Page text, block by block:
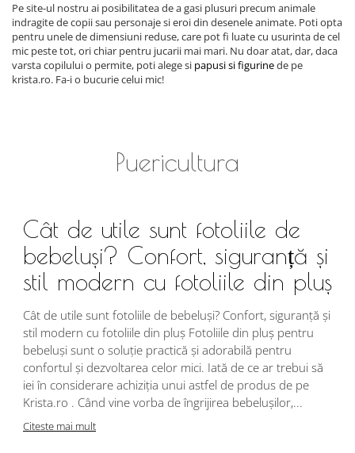
Pe site-ul nostru ai posibilitatea de a gasi plusuri precum animale
indragite de copii sau personaje si eroi din desenele animate. Poti opta
pentru unele de dimensiuni reduse, care pot fi luate cu usurinta de cel
mic peste tot, ori chiar pentru jucarii mai mari. Nu doar atat, dar, daca
varsta copilului o permite, poti alege si papusi si figurinede pe
krista.ro. Fa-i o bucurie celui mic!
Puericultura
Cât de utile sunt fotoliile de
bebeluși? Confort, siguranță și
stil modern cu fotoliile din pluș
Cât de utile sunt fotoliile de bebeluși? Confort, siguranță și
stil modern cu fotoliile din pluș Fotoliile din pluș pentru
bebeluși sunt o soluție practică și adorabilă pentru
confortul și dezvoltarea celor mici. Iată de ce ar trebui să
iei în considerare achiziția unui astfel de produs de pe
Krista.ro . Când vine vorba de îngrijirea bebelușilor,...
Citeste mai mult